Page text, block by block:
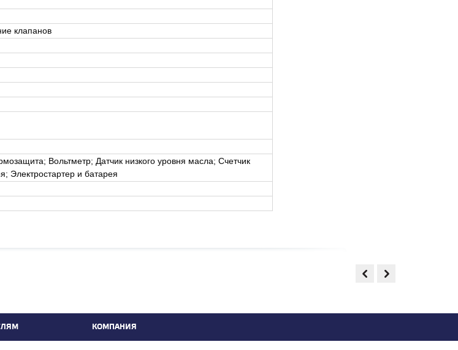
клапанов
Вольтметр; Датчик низкого уровня масла; Счетчик
Электростартер и батарея
КОМПАНИЯ